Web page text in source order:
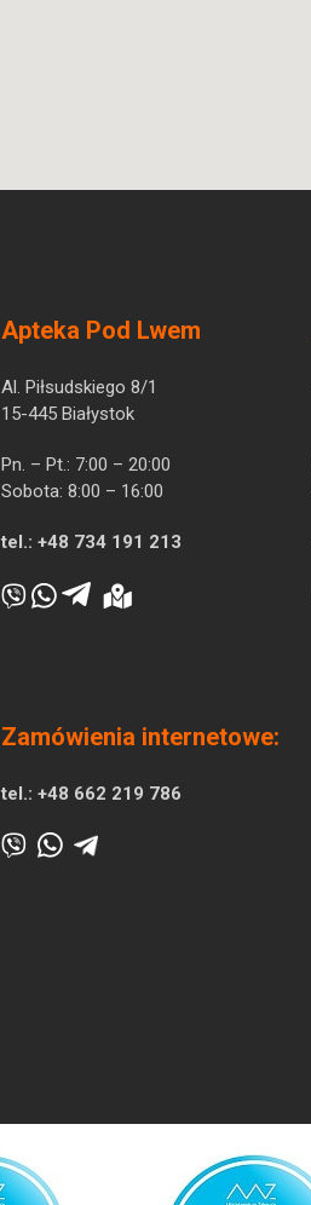
Apteka Pod Lwem
Al. Piłsudskiego 8/1
15-445 Białystok
Pn. – Pt.: 7:00 – 20:00
Sobota: 8:00 – 16:00
tel.: +48 734 191 213
Zamówienia internetowe:
tel.: +48 662 219 786